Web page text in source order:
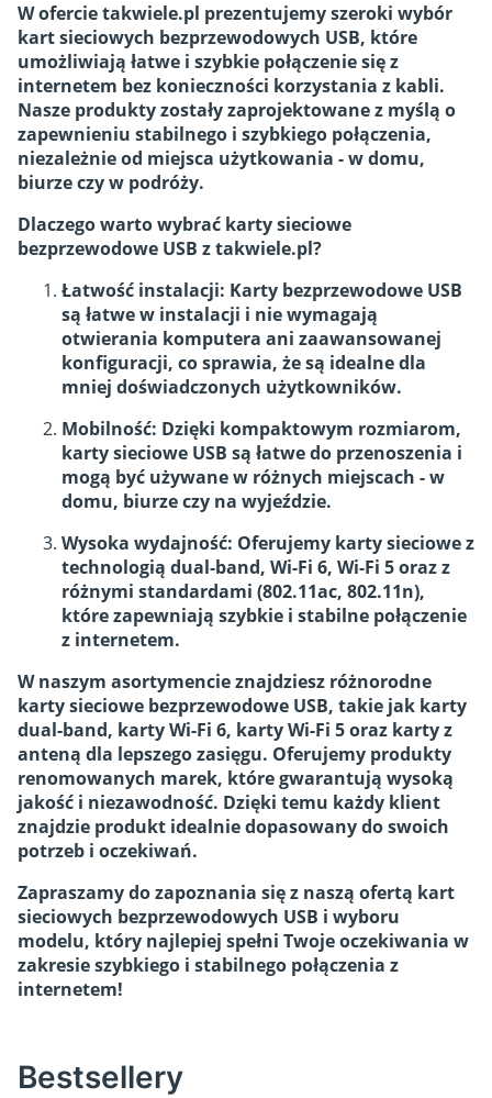
W ofercie takwiele.pl prezentujemy szeroki wybór
kart sieciowych bezprzewodowych USB, które
umożliwiają łatwe i szybkie połączenie się z
internetem bez konieczności korzystania z kabli.
Nasze produkty zostały zaprojektowane z myślą o
zapewnieniu stabilnego i szybkiego połączenia,
niezależnie od miejsca użytkowania - w domu,
biurze czy w podróży.
Dlaczego warto wybrać karty sieciowe
bezprzewodowe USB z takwiele.pl?
Łatwość instalacji: Karty bezprzewodowe USB
są łatwe w instalacji i nie wymagają
otwierania komputera ani zaawansowanej
konfiguracji, co sprawia, że są idealne dla
mniej doświadczonych użytkowników.
Mobilność: Dzięki kompaktowym rozmiarom,
karty sieciowe USB są łatwe do przenoszenia i
mogą być używane w różnych miejscach - w
domu, biurze czy na wyjeździe.
Wysoka wydajność: Oferujemy karty sieciowe z
technologią dual-band, Wi-Fi 6, Wi-Fi 5 oraz z
różnymi standardami (802.11ac, 802.11n),
które zapewniają szybkie i stabilne połączenie
z internetem.
W naszym asortymencie znajdziesz różnorodne
karty sieciowe bezprzewodowe USB, takie jak karty
dual-band, karty Wi-Fi 6, karty Wi-Fi 5 oraz karty z
anteną dla lepszego zasięgu. Oferujemy produkty
renomowanych marek, które gwarantują wysoką
jakość i niezawodność. Dzięki temu każdy klient
znajdzie produkt idealnie dopasowany do swoich
potrzeb i oczekiwań.
Zapraszamy do zapoznania się z naszą ofertą kart
sieciowych bezprzewodowych USB i wyboru
modelu, który najlepiej spełni Twoje oczekiwania w
zakresie szybkiego i stabilnego połączenia z
internetem!
Bestsellery